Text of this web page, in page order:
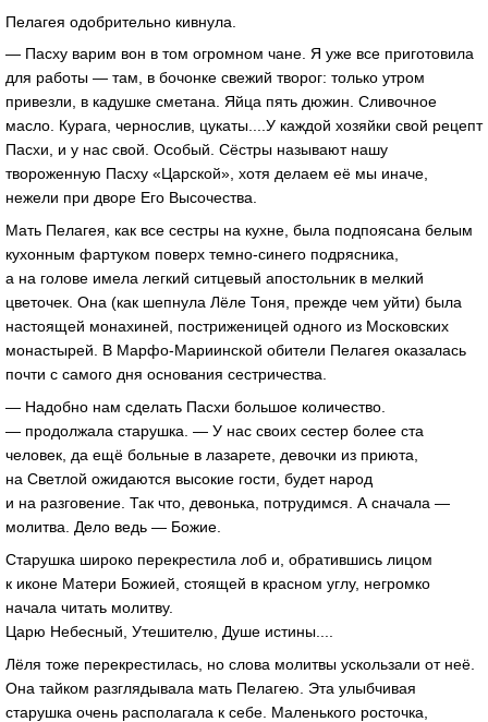
Пелагея одобрительно кивнула.
— Пасху варим вон в том огромном чане. Я уже все приготовила
для работы — там, в бочонке свежий творог: только утром
привезли, в кадушке сметана. Яйца пять дюжин. Сливочное
масло. Курага, чернослив, цукаты....У каждой хозяйки свой рецепт
Пасхи, и у нас свой. Особый. Сёстры называют нашу
твороженную Пасху «Царской», хотя делаем её мы иначе,
нежели при дворе Его Высочества.
Мать Пелагея, как все сестры на кухне, была подпоясана белым
кухонным фартуком поверх темно-синего подрясника,
а на голове имела легкий ситцевый апостольник в мелкий
цветочек. Она (как шепнула Лёле Тоня, прежде чем уйти) была
настоящей монахиней, постриженицей одного из Московских
монастырей. В Марфо-Мариинской обители Пелагея оказалась
почти с самого дня основания сестричества.
— Надобно нам сделать Пасхи большое количество.
— продолжала старушка. — У нас своих сестер более ста
человек, да ещё больные в лазарете, девочки из приюта,
на Светлой ожидаются высокие гости, будет народ
и на разговение. Так что, девонька, потрудимся. А сначала —
молитва. Дело ведь — Божие.
Старушка широко перекрестила лоб и, обратившись лицом
к иконе Матери Божией, стоящей в красном углу, негромко
начала читать молитву.
Царю Небесный, Утешителю, Душе истины....
Лёля тоже перекрестилась, но слова молитвы ускользали от неё.
Она тайком разглядывала мать Пелагею. Эта улыбчивая
старушка очень располагала к себе. Маленького росточка,